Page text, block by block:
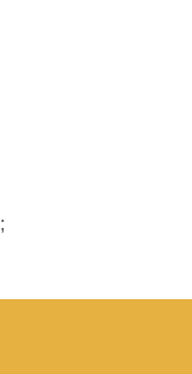
;